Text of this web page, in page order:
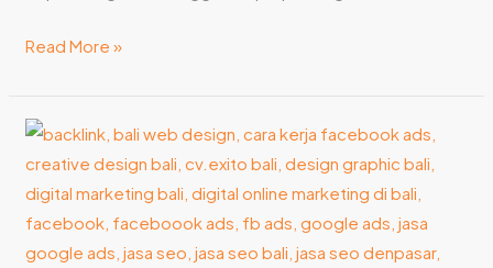
Read More »
10
Cara
FYP
di
TikTok